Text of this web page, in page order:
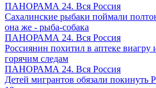
ПАНОРАМА 24. Вся Россия
Сахалинские рыбаки поймали
она же - рыба-собака
ПАНОРАМА 24. Вся Россия
Россиянин похитил в аптеке виагру
горячим следам
ПАНОРАМА 24. Вся Россия
Детей мигрантов обязали покинуть